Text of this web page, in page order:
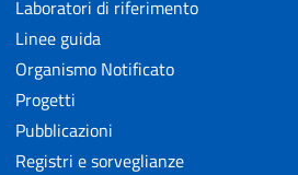
Laboratori di riferimento
Linee guida
Organismo Notificato
Progetti
Pubblicazioni
Registri e sorveglianze